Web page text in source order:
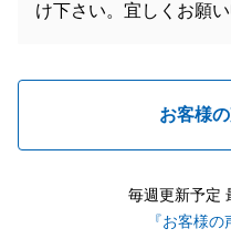
け下さい。宜しくお願い
お客様
毎週更新予定
『お客様